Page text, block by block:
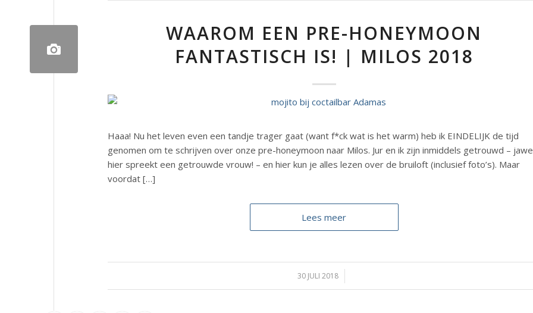
WAAROM EEN PRE-HONEYMOON
FANTASTISCH IS! | MILOS 2018
Haaa! Nu het leven even een tandje trager gaat (want f*ck wat is het warm) heb ik EINDELIJK de tijd
genomen om te schrijven over onze pre-honeymoon naar Milos. Jur en ik zijn inmiddels getrouwd –
hier spreekt een getrouwde vrouw! – en hier kun je alles lezen over de bruiloft (inclusief foto’s). Maar
voordat […]
Lees meer
30 JULI 2018
/